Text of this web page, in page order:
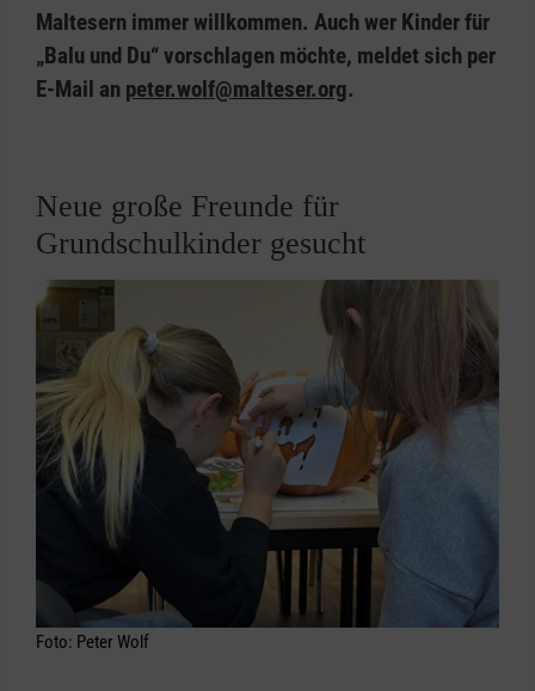
Maltesern immer willkommen. Auch wer Kinder für
„Balu und Du“ vorschlagen möchte, meldet sich per
E-Mail an peter.wolf@malteser.org.
Neue große Freunde für
Grundschulkinder gesucht
Foto: Peter Wolf